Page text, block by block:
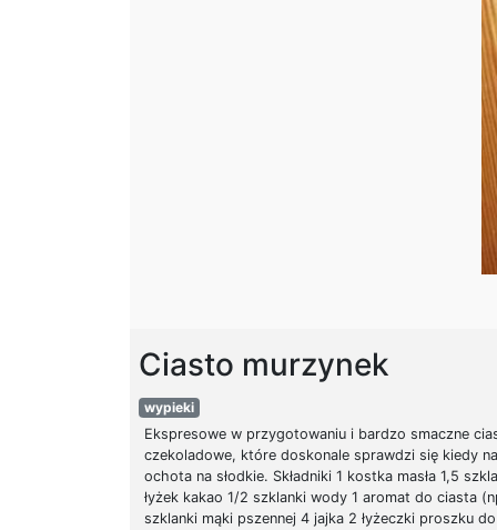
Ciasto murzynek
wypieki
Ekspresowe w przygotowaniu i bardzo smaczne
czekoladowe, które doskonale sprawdzi się kiedy
ochota na słodkie. Składniki 1 kostka masła 1,5
łyżek kakao 1/2 szklanki wody 1 aromat do ciasta
szklanki mąki pszennej 4 jajka 2 łyżeczki proszku